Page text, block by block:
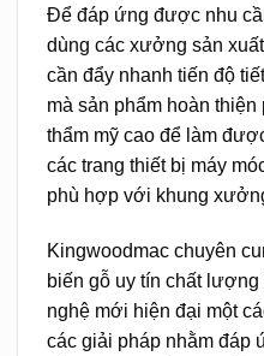
Để đáp ứng được nhu
dùng các xưởng sản
cần đẩy nhanh tiến độ
mà sản phẩm hoàn
thẩm mỹ cao để làm
các trang thiết bị máy
phù hợp với khung
Kingwoodmac chuyên
biến gỗ uy tín chất
nghệ mới hiện đại một
các giải pháp nhằm đáp